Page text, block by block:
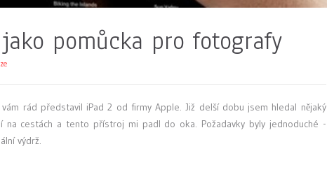
pomůcka pro fotografy
rád představil iPad 2 od firmy Apple. Již delší dobu jsem hledal nějaký
na cestách a tento přístroj mi padl do oka. Požadavky byly jednoduché -
výdrž.